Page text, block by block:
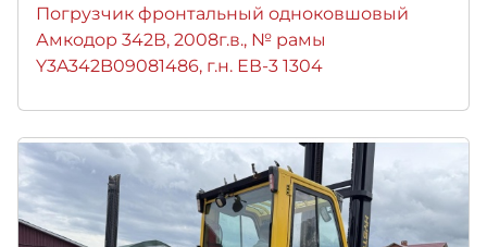
Погрузчик фронтальный одноковшовый
Амкодор 342В, 2008г.в., № рамы
Y3A342B09081486, г.н. ЕВ-3 1304